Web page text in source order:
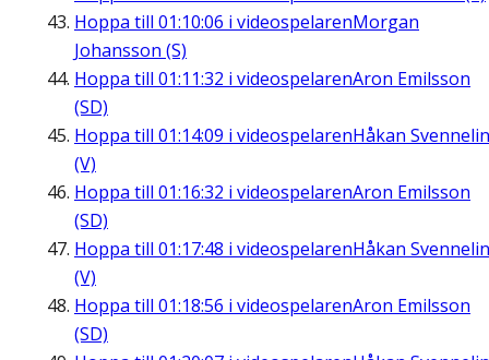
Hoppa till 01:10:06 i videospelarenMorgan
Johansson (S)
Hoppa till 01:11:32 i videospelarenAron Emilsson
(SD)
Hoppa till 01:14:09 i videospelarenHåkan
(V)
Hoppa till 01:16:32 i videospelarenAron Emilsson
(SD)
Hoppa till 01:17:48 i videospelarenHåkan
(V)
Hoppa till 01:18:56 i videospelarenAron Emilsson
(SD)